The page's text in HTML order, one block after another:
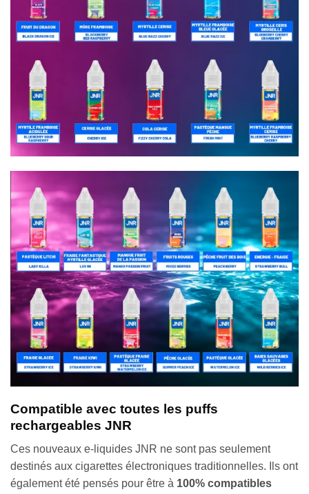
Compatible avec toutes les puffs
rechargeables JNR
Ces nouveaux e-liquides JNR ne sont pas seulement
destinés aux cigarettes électroniques traditionnelles. Ils ont
également été pensés pour être à 100% compatibles